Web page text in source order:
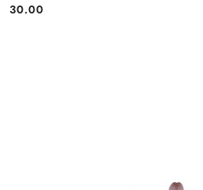
Cena:
30.00